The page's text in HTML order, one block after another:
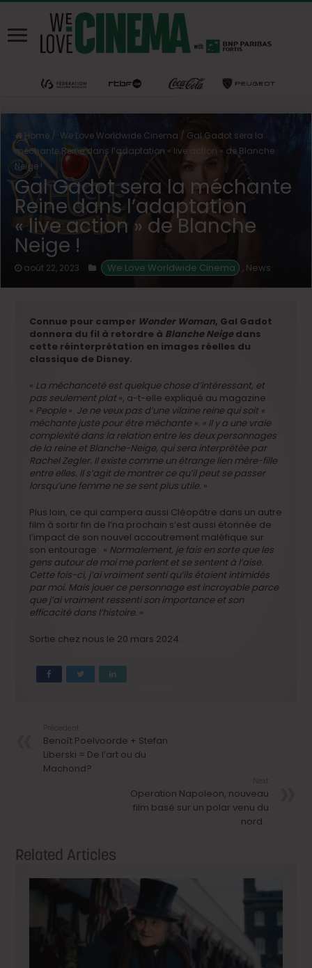
Home / We Love Worldwide Cinema / Gal Gadot sera la
méchante Reine dans l’adaptation « live action » de Blanche
Neige !
Gal Gadot sera la méchante
Reine dans l’adaptation
« live action » de Blanche
Neige !
août 22, 2023 We Love Worldwide Cinema News
Connue pour camper Wonder Woman, Gal Gadot
donnera du fil à retordre à Blanche Neigedans
cette réinterprétation en images réelles du
classique de Disney.
« La méchanceté est quelque chose d’intéressant, et
pas seulement plat», a-t-elle expliqué au magazine
« People ». Je ne veux pas d’une vilaine reine qui soit «
méchante juste pour être méchante ». « Il y a une vraie
complexité dans la relation entre les deux personnages
de la reine et Blanche-Neige, qui sera interprétée par
Rachel Zegler. Il existe comme un étrange lien mère-fille
entre elles. Il s’agit de montrer ce qu’il peut se passer
lorsqu’une femme ne se sent plus utile. »
Plus loin, ce qui campera aussi Cléopâtre dans un autre
film à sortir fin de l’na prochain s’est aussi étonnée de
l’impact de son nouvel accoutrement maléfique sur
son entourage: « Normalement, je fais en sorte que les
gens autour de moi me parlent et se sentent à l’aise.
Cette fois-ci, j’ai vraiment senti qu’ils étaient intimidés
par moi. Mais jouer ce personnage est incroyable parce
que j’ai vraiment ressenti son importance et son
efficacité dans l’histoire. »
Sortie chez nous le 20 mars 2024.
Benoît Poelvoorde + Stefan
Liberski = De l’art ou du
Machond?
Operation Napoleon, nouveau
film basé sur un polar venu du
nord.
Related Articles